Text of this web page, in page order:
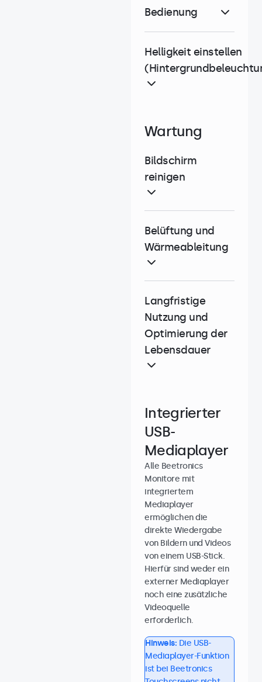
Bedienung
Helligkeit einstellen
Wartung
Bildschirm
reinigen
Belüftung und
Wärmeableitung
Langfristige
Nutzung und
Optimierung der
Lebensdauer
Integrierter
USB-
Mediaplayer
Alle Beetronics
Monitore mit
integriertem
Mediaplayer
ermöglichen die
direkte Wiedergabe
von Bildern und Videos
von einem USB-Stick.
Hierfür sind weder ein
externer Mediaplayer
noch eine zusätzliche
Videoquelle
erforderlich.
Hinweis: Die USB-
Mediaplayer-Funktion
ist bei Beetronics